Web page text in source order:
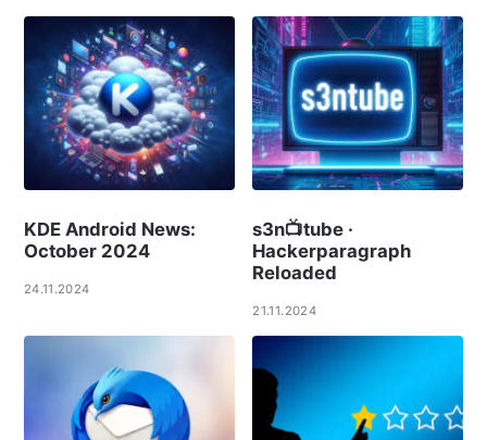
KDE Android News:
October 2024
24.11.2024
s3n📺tube ·
Hackerparagraph
Reloaded
21.11.2024